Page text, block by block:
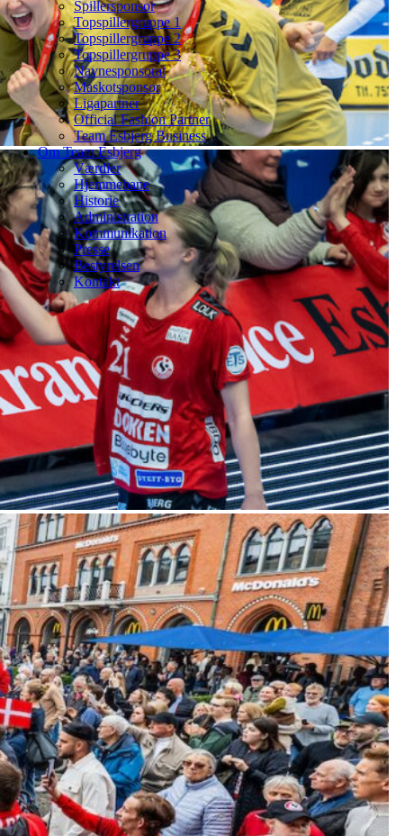
Spillersponsor
Topspillergruppe 1
Topspillergruppe 2
Topspillergruppe 3
Navnesponsorat
Maskotsponsor
Ligapartner
Official Fashion Partner
Team Esbjerg Business
Om Team Esbjerg
Værdier
Hjemmebane
Historie
Administration
Kommunikation
Presse
Bestyrelsen
Kontakt